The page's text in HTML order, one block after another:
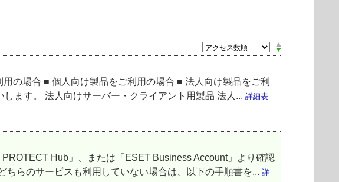
の場合 ■ 個人向け製品をご利用の場合 ■ 法人向け製品をご利
ます。 法人向けサーバー・クライアント用製品 法人... 詳細表
Hub」、または「ESET Business Account」より確認
らのサービスも利用していない場合は、以下の手順書を... 詳